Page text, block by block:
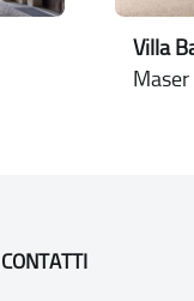
Villa
Maser
CONTATTI